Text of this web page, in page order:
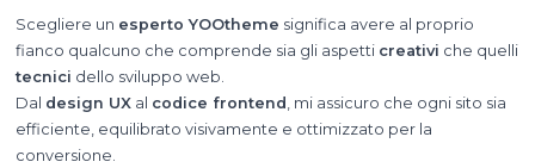
Scegliere un esperto YOOtheme significa avere al proprio
fianco qualcuno che comprende sia gli aspetti creativi che quelli
tecnici dello sviluppo web.
Dal design UXal codice frontend , mi assicuro che ogni sito sia
efficiente, equilibrato visivamente e ottimizzato per la
conversione.